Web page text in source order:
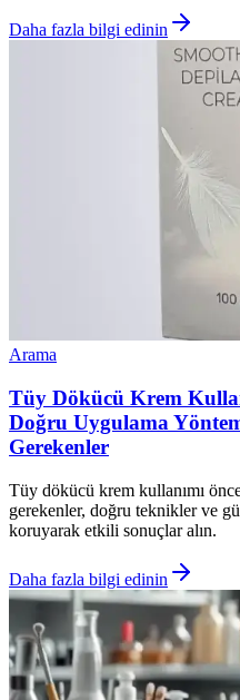
Daha fazla bilgi edinin
Arama
Tüy Dökücü Krem
Doğru Uygulama
Gerekenler
Tüy dökücü krem kullanımı
gerekenler, doğru teknikler ve
koruyarak etkili sonuçlar alın.
Daha fazla bilgi edinin